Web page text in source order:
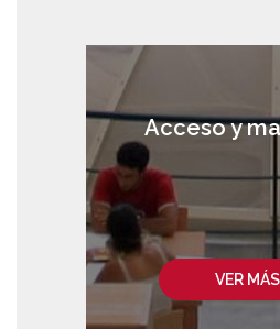
VER MÁS
Acceso y